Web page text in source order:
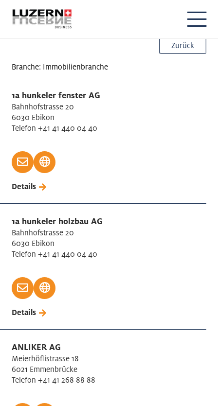
Zurück
Branche: Immobilienbranche
1a hunkeler fenster AG
Bahnhofstrasse 20
6030 Ebikon
Telefon +41 41 440 04 40
Details
1a hunkeler holzbau AG
Bahnhofstrasse 20
6030 Ebikon
Telefon +41 41 440 04 40
Details
ANLIKER AG
Meierhöflistrasse 18
6021 Emmenbrücke
Telefon +41 41 268 88 88